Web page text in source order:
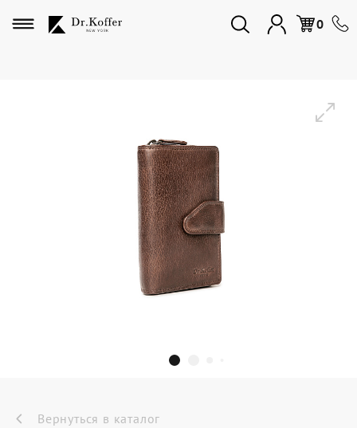
0
Избранное
Мужская коллекция
Женская коллекция
Подарки и сувениры
Dr.Koffer Outlet
Новинки
Вернуться в каталог